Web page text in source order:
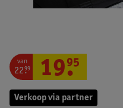
Verkoop via partner
van
22.
99 19.
95